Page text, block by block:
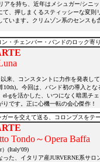
アを持ち、近年はメシュガー/シニ
て、押しまくるスティッシーな変
ています。クリムゾン系のセンス
・チェンバー・バンドのロック寄
来、コンスタントに力作を発表し
10th)。今回は、バンド初の導入と
el-gを活かした、いつになく暗黒チ
りです。正に心機一転の会心傑作！
ーを交えて送る、コロンブスをテ
Tondo～Opera Baffa
）(Italy'09)
った、イタリア産JURVERNE系サ